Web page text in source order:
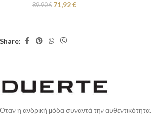
89,90€ 71,92€
Share:
Όταν η ανδρική μόδα συναντά την αυθεντικότητα.